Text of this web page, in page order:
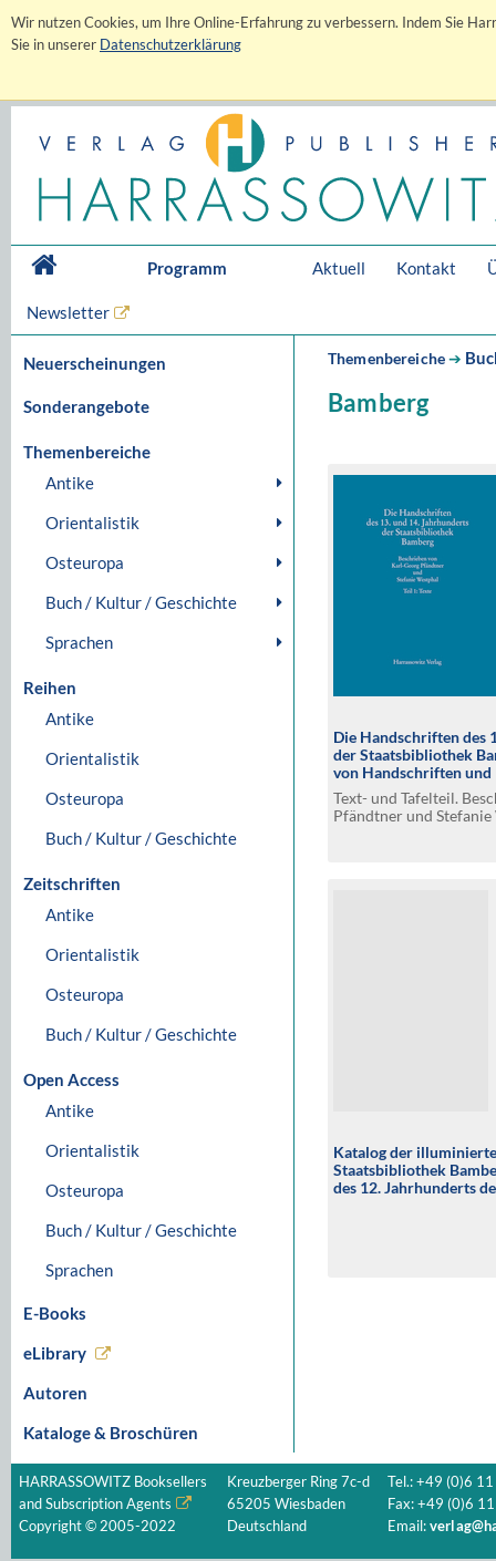
Wir nutzen Cookies, um Ihre Online-Erfahrung zu verbessern. Indem Sie
Sie in unserer Datenschutzerklärung
Programm Aktuell Kontakt
Newsletter
Neuerscheinungen
Sonderangebote
Themenbereiche
Antike
Orientalistik
Osteuropa
Buch / Kultur / Geschichte
Sprachen
Reihen
Antike
Orientalistik
Osteuropa
Buch / Kultur / Geschichte
Zeitschriften
Antike
Orientalistik
Osteuropa
Buch / Kultur / Geschichte
Open Access
Antike
Orientalistik
Osteuropa
Buch / Kultur / Geschichte
Sprachen
E-Books
eLibrary
Autoren
Kataloge & Broschüren
Themenbereiche➔
Bamberg
Die Handschriften des
der Staatsbibliothek
von Handschriften und
12. Jahrhunderts
Text- und Tafelteil.
Pfändtner und
Katalog der
Staatsbibliothek
des 12. Jahrhunderts
HARRASSOWITZ Booksellers
and Subscription Agents
Copyright © 2005-2022
Kreuzberger Ring 7c-d
65205 Wiesbaden
Deutschland
Tel.: +49 (0)6
Fax: +49 (0)6
Email: